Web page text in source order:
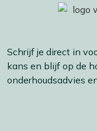
Schrijf je direct in
kans en blijf op de
onderhoudsadvies